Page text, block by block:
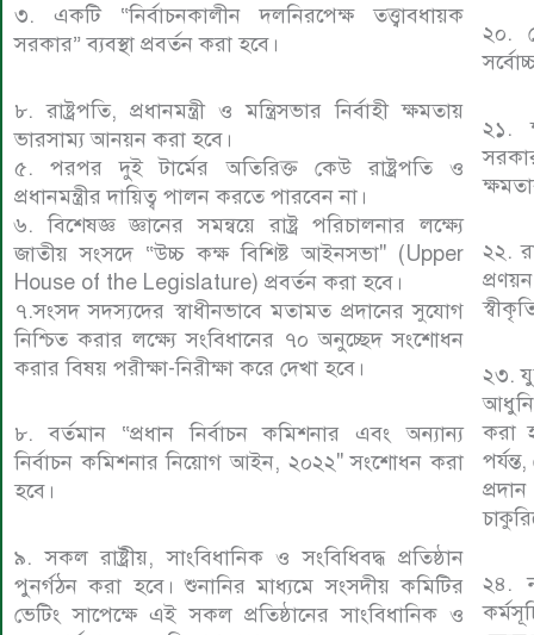
৩. একটি “নির্বাচনকালীন দলনিরপেক্ষ তত্ত্বাবধায়ক
সরকার” ব্যবস্থা প্রবর্তন করা হবে।
৮. রাষ্ট্রপতি, প্রধানমন্ত্রী ও মন্ত্রিসভার নির্বাহী ক্ষমতায়
ভারসাম্য আনয়ন করা হবে।
৫. পরপর দুই টার্মের অতিরিক্ত কেউ রাষ্ট্রপতি ও
প্রধানমন্ত্রীর দায়িত্ব পালন করতে পারবেন না।
৬. বিশেষজ্ঞ জ্ঞানের সমন্বয়ে রাষ্ট্র পরিচালনার লক্ষ্যে
জাতীয় সংসদে “উচ্চ কক্ষ বিশিষ্ট আইনসভা" (Upper
House of the Legislature) প্রবর্তন করা হবে।
৭.সংসদ সদস্যদের স্বাধীনভাবে মতামত প্রদানের সুযোগ
নিশ্চিত করার লক্ষ্যে সংবিধানের ৭০ অনুচ্ছেদ সংশোধন
করার বিষয় পরীক্ষা-নিরীক্ষা করে দেখা হবে।
৮. বর্তমান “প্রধান নির্বাচন কমিশনার এবং অন্যান্য
নির্বাচন কমিশনার নিয়োগ আইন, ২০২২" সংশোধন করা
হবে।
৯. সকল রাষ্ট্রীয়, সাংবিধানিক ও সংবিধিবদ্ধ প্রতিষ্ঠান
পুনর্গঠন করা হবে। শুনানির মাধ্যমে সংসদীয় কমিটির
ভেটিং সাপেক্ষে এই সকল প্রতিষ্ঠানের সাংবিধানিক ও
২০.
২১.
২২.
২৩.
করা
২৪.